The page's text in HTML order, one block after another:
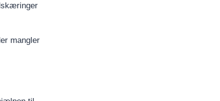
mangler